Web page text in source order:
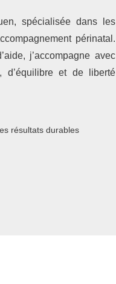
spécialisée dans les
périnatal.
j’accompagne avec
d’équilibre et de liberté
résultats durables